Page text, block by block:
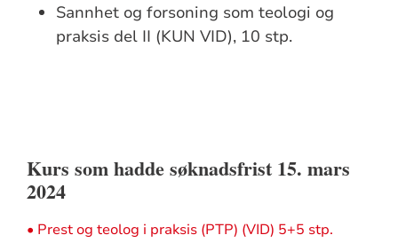
Sannhet og forsoning som teologi og
praksis del II (KUN VID), 10 stp.
Kurs som hadde søknadsfrist 15. mars
2024
• Prest og teolog i praksis (PTP) (VID) 5+5 stp.